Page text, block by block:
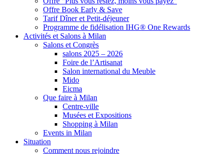
Offre Book Early & Save
Tarif Dîner et Petit-déjeuner
Programme de fidélisation IHG® One Rewards
Activités et Salons à Milan
Salons et Congrès
salons 2025 – 2026
Foire de l’Artisanat
Salon international du Meuble
Mido
Eicma
Que faire à Milan
Centre-ville
Musées et Expositions
Shopping à Milan
Events in Milan
Situation
Comment nous rejoindre